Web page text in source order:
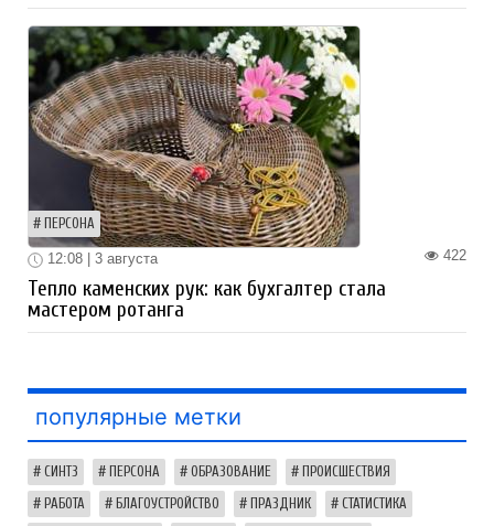
ПЕРСОНА
422
12:08 | 3 августа
Тепло каменских рук: как бухгалтер стала
мастером ротанга
популярные метки
СИНТЗ ПЕРСОНА ОБРАЗОВАНИЕ ПРОИСШЕСТВИЯ
РАБОТА БЛАГОУСТРОЙСТВО ПРАЗДНИК СТАТИСТИКА